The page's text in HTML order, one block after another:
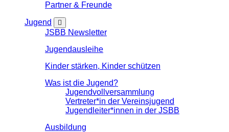
Partner & Freunde
Jugend
JSBB Newsletter
Jugendausleihe
Kinder stärken, Kinder schützen
Was ist die Jugend?
Jugendvollversammlung
Vertreter*in der Vereinsjugend
Jugendleiter*innen in der JSBB
Ausbildung